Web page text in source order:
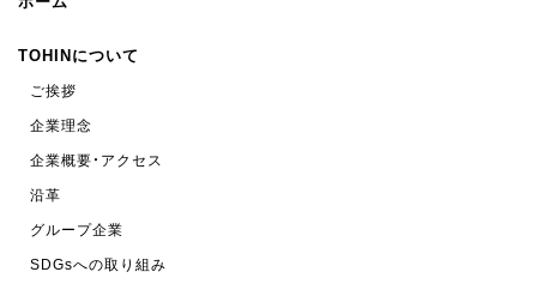
TOHINについて
ご挨拶
企業理念
企業概要・アクセス
沿革
グループ企業
SDGsへの取り組み